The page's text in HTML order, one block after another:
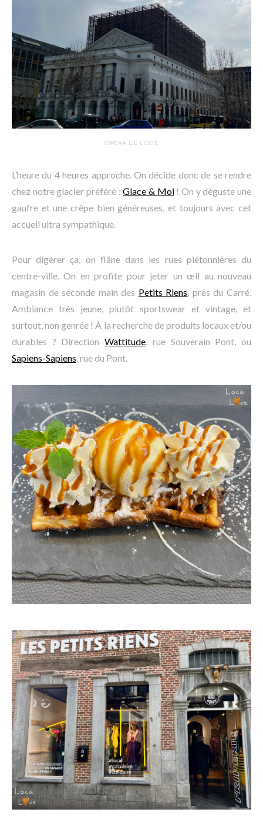
OPÉRA DE LIÈGE
L’heure du 4 heures approche. On décide donc de se rendre
chez notre glacier préféré :Glace & Moi! On y déguste une
gaufre et une crêpe bien généreuses, et toujours avec cet
accueil ultra sympathique.
Pour digérer ça, on flâne dans les rues piétonnières du
centre-ville. On en profite pour jeter un œil au nouveau
magasin de seconde main des Petits Riens, près du Carré.
Ambiance très jeune, plutôt sportswear et vintage, et
surtout, non genrée ! À la recherche de produits locaux et/ou
durables ? DirectionWattitude, rue Souverain Pont, ou
Sapiens-Sapiens, rue du Pont.